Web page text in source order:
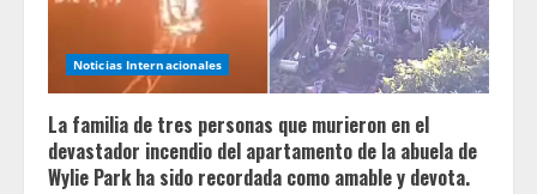
Noticias Internacionales
La familia de tres personas que murieron en el
devastador incendio del apartamento de la abuela de
Wylie Park ha sido recordada como amable y devota.